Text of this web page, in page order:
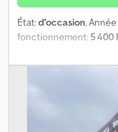
État:d'occasion,
fonctionnement: 5 400
suspendu Hardi
Largeur de travail : 27
Hsfx Acnskr 0050
bord complet 0070
0090 Attelage
13 sections 0120